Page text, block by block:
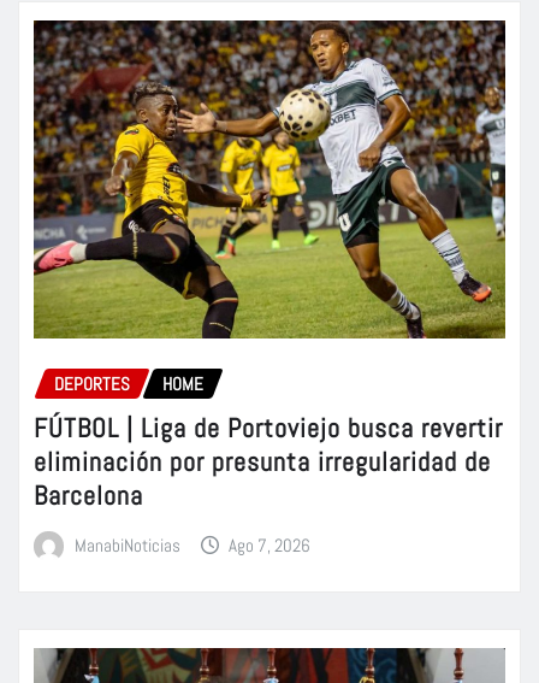
DEPORTES HOME
FÚTBOL | Liga de Portoviejo busca revertir
eliminación por presunta irregularidad de
Barcelona
ManabiNoticias Ago 7, 2026